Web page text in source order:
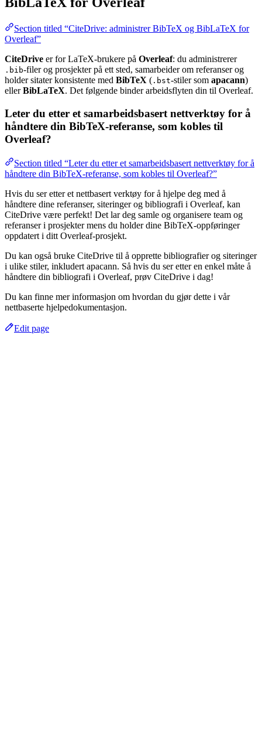
Section titled “CiteDrive: administrer BibTeX og BibLaTeX for
Overleaf”
CiteDrive er for LaTeX-brukere på Overleaf: du administrerer
.bib-filer og prosjekter på ett sted, samarbeider om referanser og
holder sitater konsistente med BibTeX ( .bst-stiler som apacann)
ellerBibLaTeX. Det følgende binder arbeidsflyten din til Overleaf.
Leter du etter et samarbeidsbasert nettverktøy for å
håndtere din BibTeX-referanse, som kobles til
Overleaf?
Section titled “Leter du etter et samarbeidsbasert nettverktøy for å
håndtere din BibTeX-referanse, som kobles til Overleaf?”
Hvis du ser etter et nettbasert verktøy for å hjelpe deg med å
håndtere dine referanser, siteringer og bibliografi i Overleaf, kan
CiteDrive være perfekt! Det lar deg samle og organisere team og
referanser i prosjekter mens du holder dine BibTeX-oppføringer
oppdatert i ditt Overleaf-prosjekt.
Du kan også bruke CiteDrive til å opprette bibliografier og siteringer
i ulike stiler, inkludert apacann. Så hvis du ser etter en enkel måte å
håndtere din bibliografi i Overleaf, prøv CiteDrive i dag!
Du kan finne mer informasjon om hvordan du gjør dette i vår
nettbaserte hjelpedokumentasjon.
Edit page